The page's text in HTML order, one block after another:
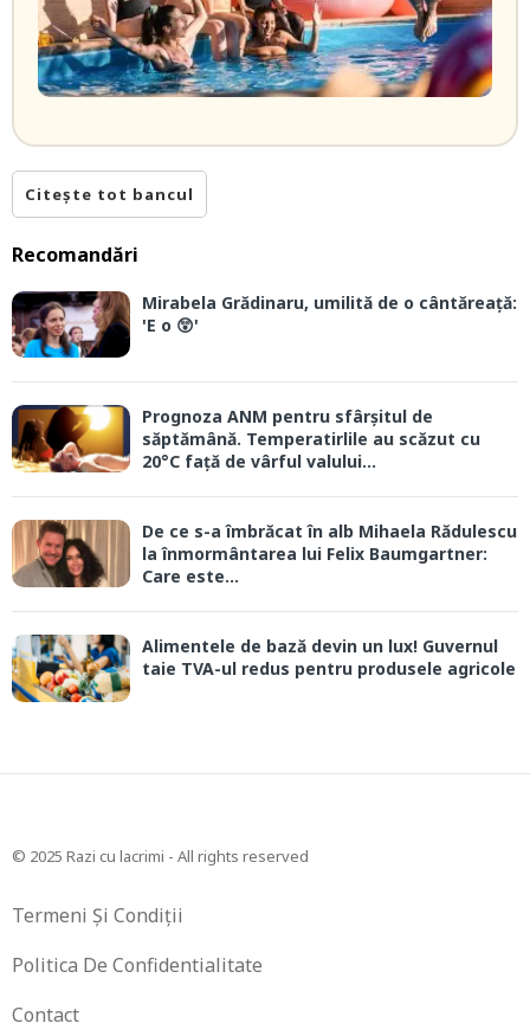
Citește tot bancul
Recomandări
Mirabela Grădinaru, umilită de o cântăreață:
'E o 😲'
Prognoza ANM pentru sfârșitul de
săptămână. Temperatirlile au scăzut cu
20°C față de vârful valului...
De ce s-a îmbrăcat în alb Mihaela Rădulescu
la înmormântarea lui Felix Baumgartner:
Care este...
Alimentele de bază devin un lux! Guvernul
taie TVA-ul redus pentru produsele agricole
© 2025 Razi cu lacrimi - All rights reserved
Termeni Și Condiții
Politica De Confidentialitate
Contact